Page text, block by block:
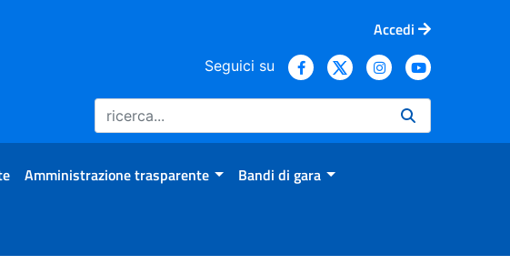
Accedi
Seguici su
Amministrazione trasparente Bandi di gara